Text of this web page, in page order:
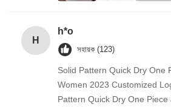
H
h*o
সহায়ক (123)
Solid Pattern Quick Dry One
Women 2023 Customized
Pattern Quick Dry One